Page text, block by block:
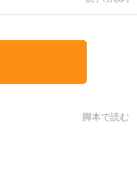
脚本で読む